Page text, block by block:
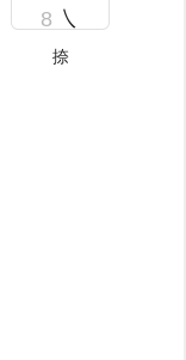
8 ㇏
捺